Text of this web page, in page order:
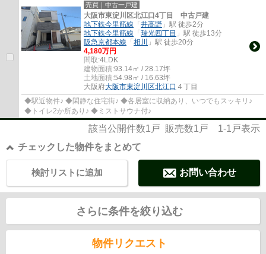
売買｜中古一戸建
大阪市東淀川区北江口4丁目 中古戸建
地下鉄今里筋線 「井高野 」駅 徒歩2分
地下鉄今里筋線 「瑞光四丁目 」駅 徒歩13分
阪急京都本線 「相川
」駅 徒歩20分
4,180万円
間取:4LDK
建物面積:93.14㎡ / 28.17坪
土地面積:54.98㎡ / 16.63坪
大阪府大阪市東淀川区北江口 ４丁目
◆駅近物件♪ ◆閑静な住宅街♪ ◆各居室に収納あり、いつでもスッキリ♪
◆トイレ2か所あり♪ ◆ミストサウナ付♪
該当公開件数1 戸 販売数1 戸 1-1 戸表示
チェックした物件をまとめて
お問い合わせ
検討リストに追加
さらに条件を絞り込む
物件リクエスト